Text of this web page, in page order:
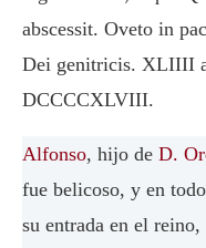
abscessit. Oveto in
Dei genitricis. XLIIII
DCCCCXLVIII.
Alfonso, hijo de D.
fue belicoso, y en
su entrada en el